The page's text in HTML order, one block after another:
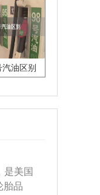
油区别
是美国
胎品